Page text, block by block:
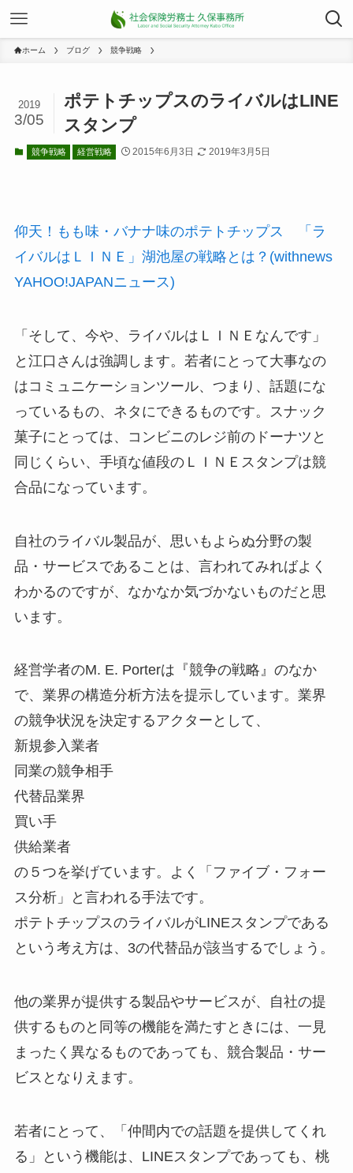
ホーム ブログ 競争戦略
ポテトチップスのライバルはLINE
スタンプ
2019
3/05
競争戦略 経営戦略 2015年6月3日 2019年3月5日
仰天！もも味・バナナ味のポテトチップス 「ラ
イバルはＬＩＮＥ」湖池屋の戦略とは？(withnews
YAHOO!JAPANニュース)
「そして、今や、ライバルはＬＩＮＥなんです」
と江口さんは強調します。若者にとって大事なの
はコミュニケーションツール、つまり、話題にな
っているもの、ネタにできるものです。スナック
菓子にとっては、コンビニのレジ前のドーナツと
同じくらい、手頃な値段のＬＩＮＥスタンプは競
合品になっています。
自社のライバル製品が、思いもよらぬ分野の製
品・サービスであることは、言われてみればよく
わかるのですが、なかなか気づかないものだと思
います。
経営学者のM. E. Porterは『競争の戦略』のなか
で、業界の構造分析方法を提示しています。業界
の競争状況を決定するアクターとして、
新規参入業者
同業の競争相手
代替品業界
買い手
供給業者
の５つを挙げています。よく「ファイブ・フォー
ス分析」と言われる手法です。
ポテトチップスのライバルがLINEスタンプである
という考え方は、3の代替品が該当するでしょう。
他の業界が提供する製品やサービスが、自社の提
供するものと同等の機能を満たすときには、一見
まったく異なるものであっても、競合製品・サー
ビスとなりえます。
若者にとって、「仲間内での話題を提供してくれ
る」という機能は、LINEスタンプであっても、桃